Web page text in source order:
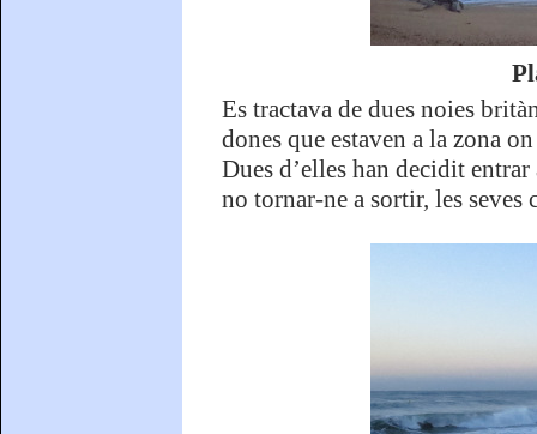
Es tractava de dues noies
dones que estaven a la zona
Dues d’elles han decidit
no tornar-ne a sortir, les seves